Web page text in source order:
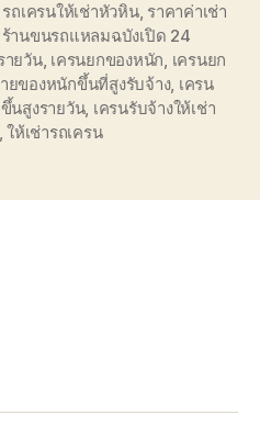
รถเครนให้เช่าหัวหิน, ราคาค่าเช่า
ร้านขนรถแหลมฉบังเปิด 24
ายวัน, เครนยกของหนัก, เครนยก
ยของหนักขึ้นที่สูงรับจ้าง, เครน
นสูงรายวัน, เครนรับจ้างให้เช่า
ให้เช่ารถเครน